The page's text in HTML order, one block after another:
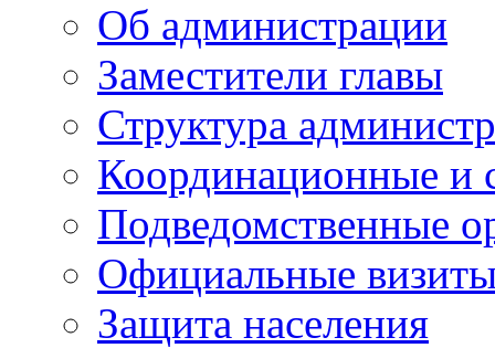
Об администрации
Заместители главы
Структура
Координационные и
Подведомственные
Официальные
Защита населения